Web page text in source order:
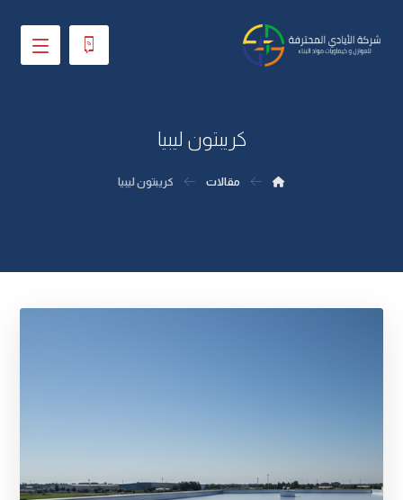
كريبتون ليبيا
مقالات كريبتون ليبيا